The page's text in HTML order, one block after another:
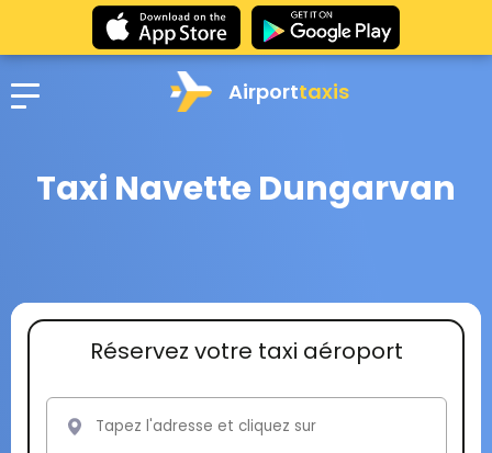
Airporttaxis
Taxi Navette Dungarvan
Réservez votre taxi aéroport